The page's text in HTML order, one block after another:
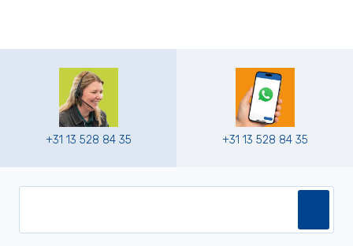
+31 13 528 84 35 +31 13 528 84 35